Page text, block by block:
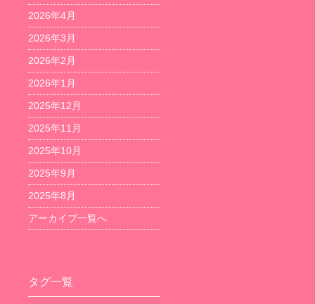
2026年4月
2026年3月
2026年2月
2026年1月
2025年12月
2025年11月
2025年10月
2025年9月
2025年8月
アーカイブ一覧へ
タグ一覧